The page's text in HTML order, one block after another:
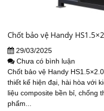
Chốt bảo vệ Handy
29/03/2025
Chưa có bình luận
Chốt bảo vệ Handy
thiết kế hiện đại, hài hòa với
liệu composite bền bỉ, chống
phẩm...